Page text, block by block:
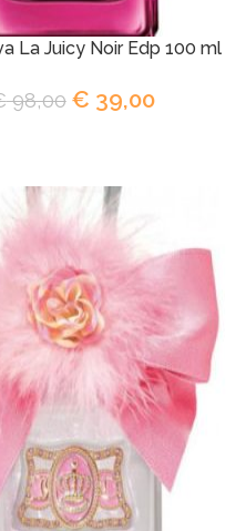
La Juicy Noir Edp 100 ml
98,00 € 39,00